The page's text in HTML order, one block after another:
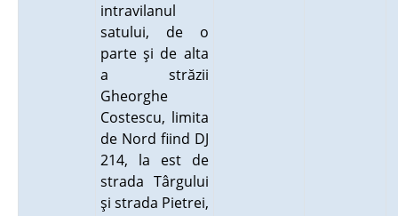
intravilanul
satului, de o
parte şi de alta
a străzii
Gheorghe
Costescu, limita
de Nord fiind DJ
214, la est de
strada Târgului
şi strada Pietrei,